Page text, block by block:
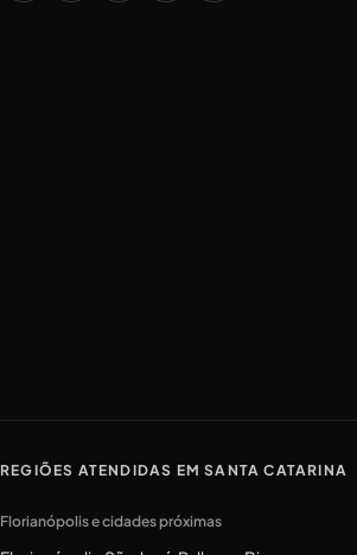
REGIÕES ATENDIDAS EM SANTA CATARINA
Florianópolis e cidades próximas